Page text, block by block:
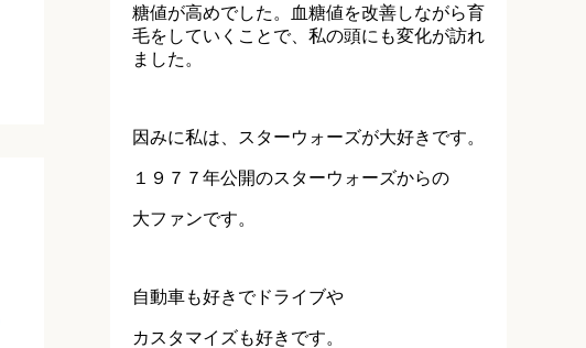
糖値が高めでした。血糖値を改善しながら育
毛をしていくことで、私の頭にも変化が訪れ
ました。
因みに私は、スターウォーズが大好きです。
１９７７年公開のスターウォーズからの
大ファンです。
自動車も好きでドライブや
カスタマイズも好きです。